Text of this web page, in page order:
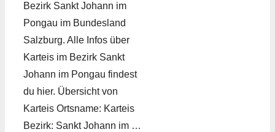
Bezirk Sankt Johann im
Pongau im Bundesland
Salzburg. Alle Infos über
Karteis im Bezirk Sankt
Johann im Pongau findest
du hier. Übersicht von
Karteis Ortsname: Karteis
Bezirk: Sankt Johann im …